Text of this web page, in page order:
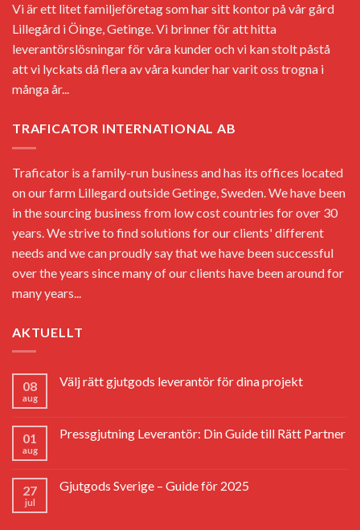
Vi är ett litet familjeföretag som har sitt kontor på vår gård
Lillegård i Öinge, Getinge. Vi brinner för att hitta
leverantörslösningar för våra kunder och vi kan stolt påstå
att vi lyckats då flera av våra kunder har varit oss trogna i
många år...
TRAFICATOR INTERNATIONAL AB
Traficator is a family-run business and has its offices located
on our farm Lillegard outside Getinge, Sweden. We have been
in the sourcing business from low cost countries for over 30
years. We strive to find solutions for our clients' different
needs and we can proudly say that we have been successful
over the years since many of our clients have been around for
many years...
AKTUELLT
08
aug
Välj rätt gjutgods leverantör för dina projekt
01
aug
Pressgjutning Leverantör: Din Guide till Rätt Partner
27
jul
Gjutgods Sverige – Guide för 2025